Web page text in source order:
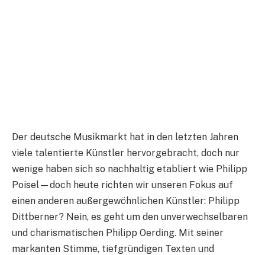
Der deutsche Musikmarkt hat in den letzten Jahren
viele talentierte Künstler hervorgebracht, doch nur
wenige haben sich so nachhaltig etabliert wie Philipp
Poisel—doch heute richten wir unseren Fokus auf
einen anderen außergewöhnlichen Künstler: Philipp
Dittberner? Nein, es geht um den unverwechselbaren
und charismatischen Philipp Oerding. Mit seiner
markanten Stimme, tiefgründigen Texten und